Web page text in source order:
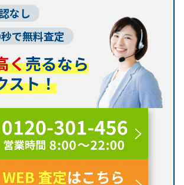
なし
で無料査定
く売るなら
スト！